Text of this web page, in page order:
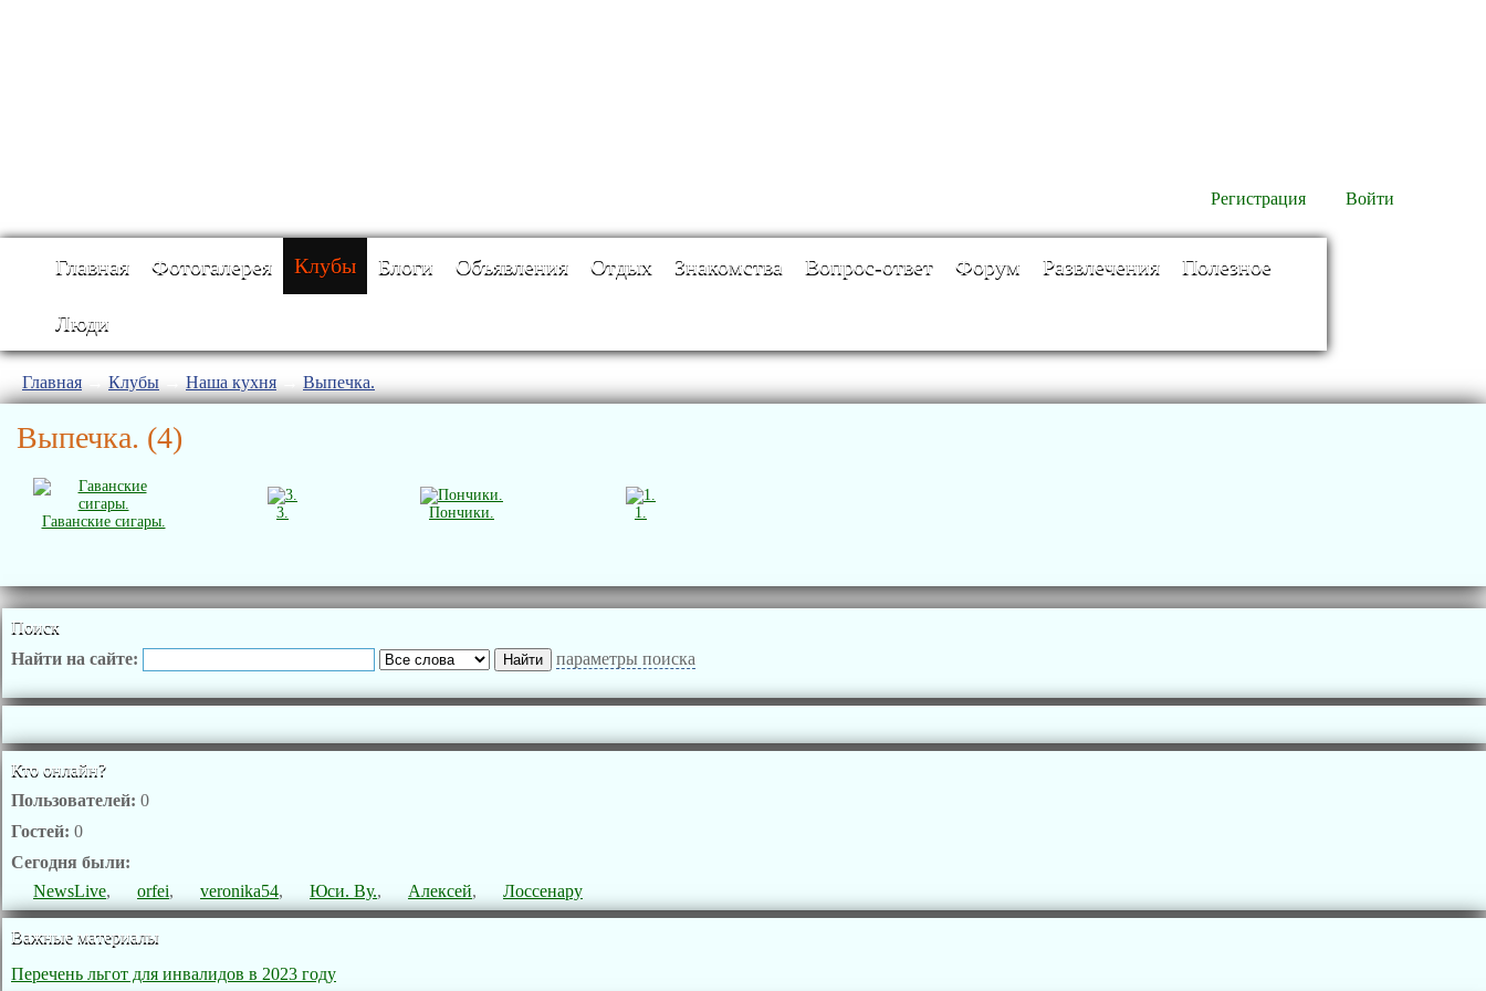
Регистрация Войти
Главная Фотогалерея Клубы Блоги Объявления Отдых Знакомства Вопрос-ответ Форум Развлечения Полезное
Люди
Главная Клубы Наша кухня Выпечка.
Выпечка. (4)
Гаванские сигары.
3. Пончики. 1.
Поиск
Найти на сайте:
параметры поиска
Кто онлайн?
Пользователей: 0
Гостей: 0
Сегодня были:
NewsLive, orfei, veronika54, Юси. Ву., Алексей, Лоссенару
Важные материалы
Перечень льгот для инвалидов в 2023 году